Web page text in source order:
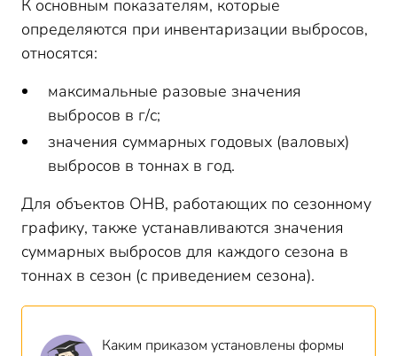
К основным показателям, которые
определяются при инвентаризации выбросов,
относятся:
максимальные разовые значения
выбросов в г/с;
значения суммарных годовых (валовых)
выбросов в тоннах в год.
Для объектов ОНВ, работающих по сезонному
графику, также устанавливаются значения
суммарных выбросов для каждого сезона в
тоннах в сезон (с приведением сезона).
Каким приказом установлены формы